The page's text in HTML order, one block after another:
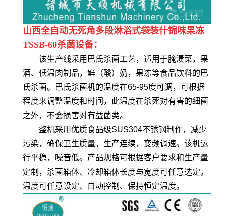
山西全自动无死角多段淋浴式袋装什锦味果冻
TSSB-60杀菌设备：
该生产线采用巴氏杀菌工艺，适用于腌渍菜，果
酒、低温肉制品，鲜（酸）奶，果冻等食品饮料的巴
氏杀菌。巴氏杀菌机的温度在65-95度可调，可根据
程度来调整温度和时间，此温度在杀死对有害的细菌
之外，不会损害对有益菌类。
整机采用优质食品级SUS304不锈钢制作，减少
污染，确保卫生质量，生产连续，变频调速。该机运
行平稳，噪音低。产品规格可根据客户要求和生产量
定制，杀菌箱体、冷却箱体长度与宽度可任意选定。
温度可任意设定、自动控制、保持恒定温度。